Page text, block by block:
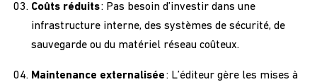
Coûts réduits: Pas besoin d’investir dans une
infrastructure interne, des systèmes de sécurité, de
sauvegarde ou du matériel réseau coûteux.
Maintenance externalisée: L’éditeur gère les mises à